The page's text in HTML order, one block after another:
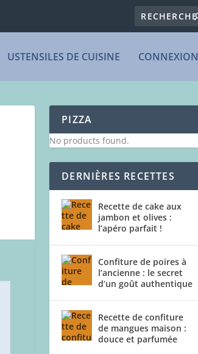
USTENSILES DE CUISINE CONNEXION
PIZZA
No products found.
DERNIÈRES RECETTES
Recette de cake aux
jambon et olives :
l’apéro parfait !
Confiture de poires à
l’ancienne : le secret
d’un goût authentique
Recette de confiture
de mangues maison :
douce et parfumée